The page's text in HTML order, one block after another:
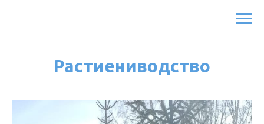
Растиениводство